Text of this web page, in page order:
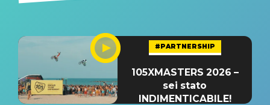
#PARTNERSHIP
105XMASTERS 2026 –
sei stato
INDIMENTICABILE!